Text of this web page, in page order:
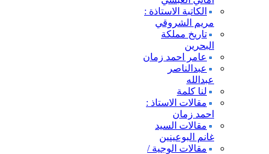
الكاتبة الاستاذة :
مريم الشروقي
تاريخ مملكة
البحرين
عامر احمد زمان
عبدالناصر
عبدالله
لنا كلمة
مقالات الاستاذ :
احمد زمان
مقالات السيد
غانم البوعينين
مقالات الوجية /